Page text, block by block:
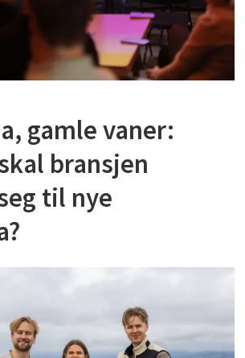
gamle vaner:
bransjen
til nye